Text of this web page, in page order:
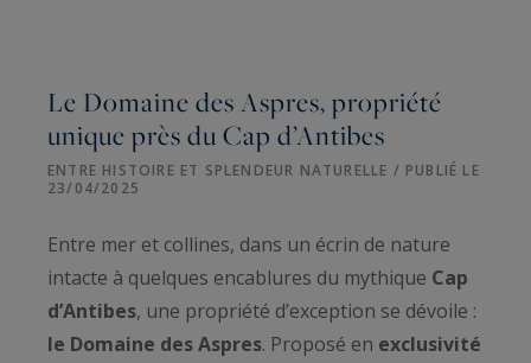
Le Domaine des Aspres, propriété
unique près du Cap d’Antibes
ENTRE HISTOIRE ET SPLENDEUR NATURELLE / PUBLIÉ LE
23/04/2025
Entre mer et collines, dans un écrin de nature
intacte à quelques encablures du mythique Cap
d’Antibes, une propriété d’exception se dévoile :
le Domaine des Aspres. Proposé en exclusivité